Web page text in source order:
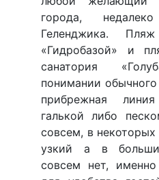
города,
Геленджика.
«Гидробазой» и
санатория
понимании
прибрежная
галькой либо
совсем, в
узкий а в
совсем нет,